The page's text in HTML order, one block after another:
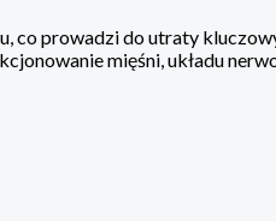
co prowadzi do utraty
mięśni, układu